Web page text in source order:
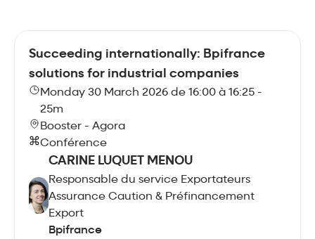
Succeeding internationally: Bpifrance
solutions for industrial companies
Monday 30 March 2026 de 16:00 à 16:25 -
25m
Booster - Agora
Conférence
CARINE LUQUET MENOU
Responsable du service Exportateurs
Assurance Caution & Préfinancement
Export
Bpifrance